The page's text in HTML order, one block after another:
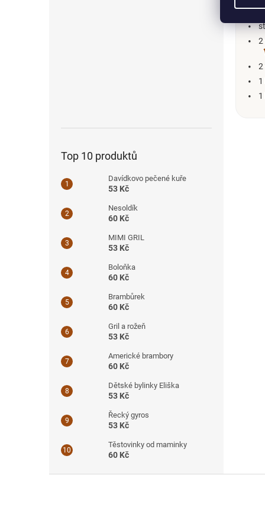
Top 10 produktů
Davídkovo pečené kuře
53 Kč
Nesoldík
60 Kč
MIMI GRIL
53 Kč
Boloňka
60 Kč
Brambůrek
60 Kč
Gril a rožeň
53 Kč
Americké brambory
60 Kč
Dětské bylinky Eliška
53 Kč
Řecký gyros
53 Kč
Těstovinky od maminky
60 Kč
2
2
1